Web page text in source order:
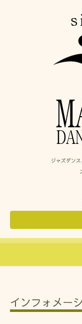
ジャズダン
スタ
インフォメー